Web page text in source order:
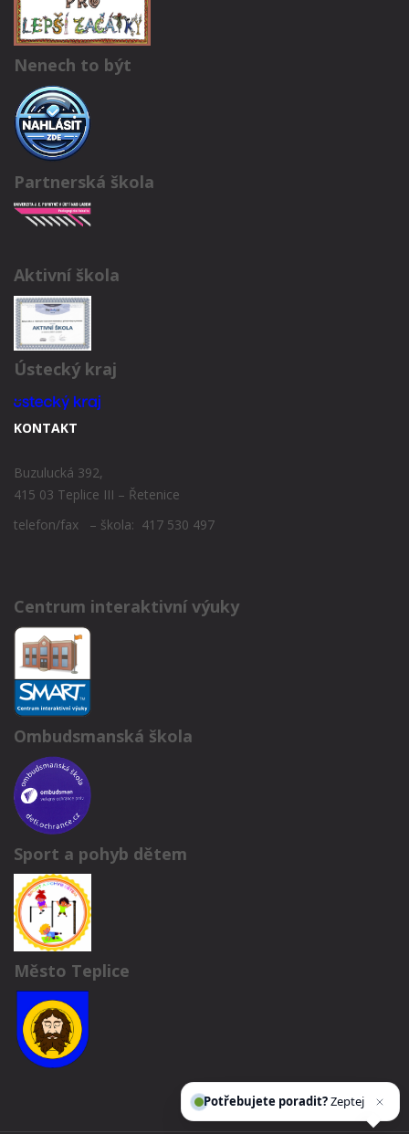
Nenech to být
Partnerská škola
Aktivní škola
Ústecký kraj
KONTAKT
Buzulucká 392,
415 03 Teplice III – Řetenice
telefon/fax – škola: 417 530 497
Centrum interaktivní výuky
Ombudsmanská škola
Sport a pohyb dětem
Město Teplice
Potřebujete poradit?Zeptejte se naš